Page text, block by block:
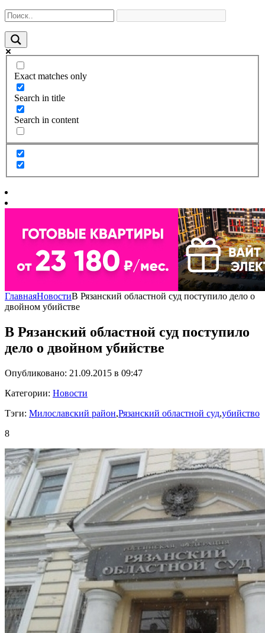
Exact matches only
Search in title
Search in content
ГлавнаяНовостиВ Рязанский областной суд поступило дело о
двойном убийстве
В Рязанский областной суд поступило
дело о двойном убийстве
Опубликовано: 21.09.2015 в 09:47
Категории: Новости
Тэги: Милославский район,Рязанский областной суд,убийство
8